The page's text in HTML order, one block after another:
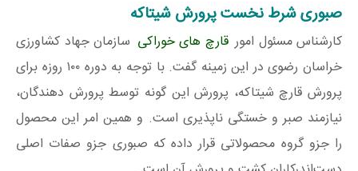
صبوری شرط نخست پرورش شیتاکه
کارشناس مسئول امور قارچ های خوراکی سازمان جهاد کشاورزی
خراسان رضوی در این زمینه گفت. با توجه به دوره ۱۰۰ روزه برای
پرورش قارچ شیتاکه، پرورش این گونه توسط پرورش دهندگان،
نیازمند صبر و خستگی ناپذیری است. و همین امر این محصول
را جزو گروه محصولاتی قرار داده که صبوری جزو صفات اصلی